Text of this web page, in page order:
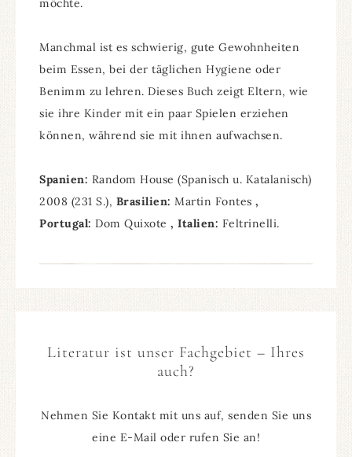
möchte.
Manchmal ist es schwierig, gute Gewohnheiten
beim Essen, bei der täglichen Hygiene oder
Benimm zu lehren. Dieses Buch zeigt Eltern, wie
sie ihre Kinder mit ein paar Spielen erziehen
können, während sie mit ihnen aufwachsen.
Spanien: Random House (Spanisch u. Katalanisch)
2008 (231 S.), Brasilien: Martin Fontes ,
Portugal: Dom Quixote , Italien: Feltrinelli.
Literatur ist unser Fachgebiet – Ihres
auch?
Nehmen Sie Kontakt mit uns auf, senden Sie uns
eine E-Mail oder rufen Sie an!